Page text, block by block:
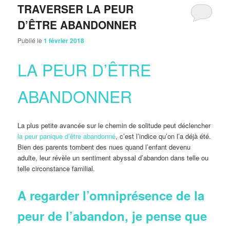
TRAVERSER LA PEUR
D’ÊTRE ABANDONNER
Publié le1 février 2018
LA PEUR D’ÊTRE
ABANDONNER
La plus petite avancée sur le chemin de solitude peut déclencher
la peur panique d’être abandonné, c’est l’indice qu’on l’a déjà été.
Bien des parents tombent des nues quand l’enfant devenu
adulte, leur révèle un sentiment abyssal d’abandon dans telle ou
telle circonstance familial.
A regarder l’omniprésence de la
peur de l’abandon, je pense que